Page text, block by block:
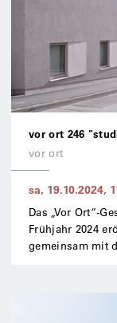
vor ort 246
vor ort
sa, 19.10.2024,
Das „Vor Ort“-
Frühjahr 2024
gemeinsam mit